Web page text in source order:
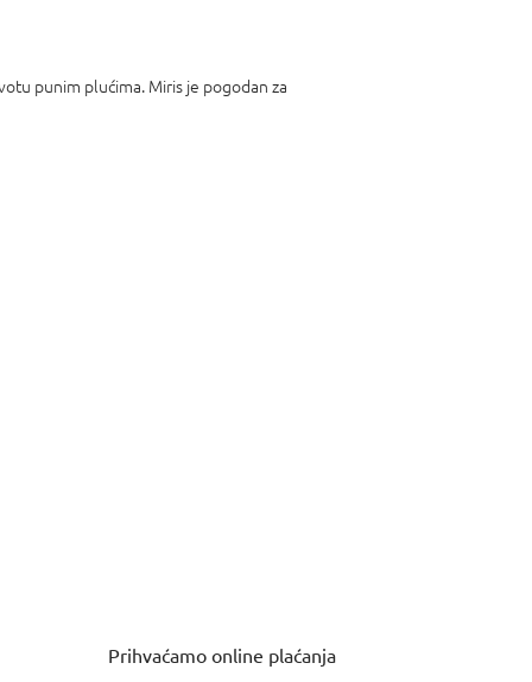
punim plućima. Miris je pogodan za
Prihvaćamo online plaćanja